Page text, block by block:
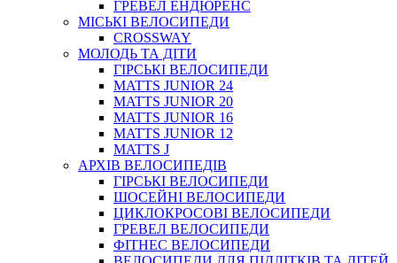
ГРЕВЕЛ ЕНДЮРЕНС
МІСЬКІ ВЕЛОСИПЕДИ
CROSSWAY
МОЛОДЬ ТА ДІТИ
ГIРСЬКI ВЕЛОСИПЕДИ
MATTS JUNIOR 24
MATTS JUNIOR 20
MATTS JUNIOR 16
MATTS JUNIOR 12
MATTS J
АРХIВ ВЕЛОСИПЕДIВ
ГІРСЬКІ ВЕЛОСИПЕДИ
ШОСЕЙНІ ВЕЛОСИПЕДИ
ЦИКЛОКРОСОВІ ВЕЛОСИПЕДИ
ГРЕВЕЛ ВЕЛОСИПЕДИ
ФІТНЕС ВЕЛОСИПЕДИ